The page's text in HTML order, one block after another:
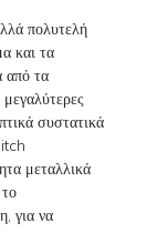
πολυτελή
και τα
από τα
συστατικά
μεταλλικά
για να